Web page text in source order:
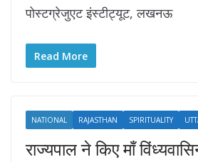
पोस्टग्रेजुएट इंस्टीट्यूट, लखनऊ
Read More
NATIONAL RAJASTHAN SPIRITUALITY
राज्यपाल ने किए माँ